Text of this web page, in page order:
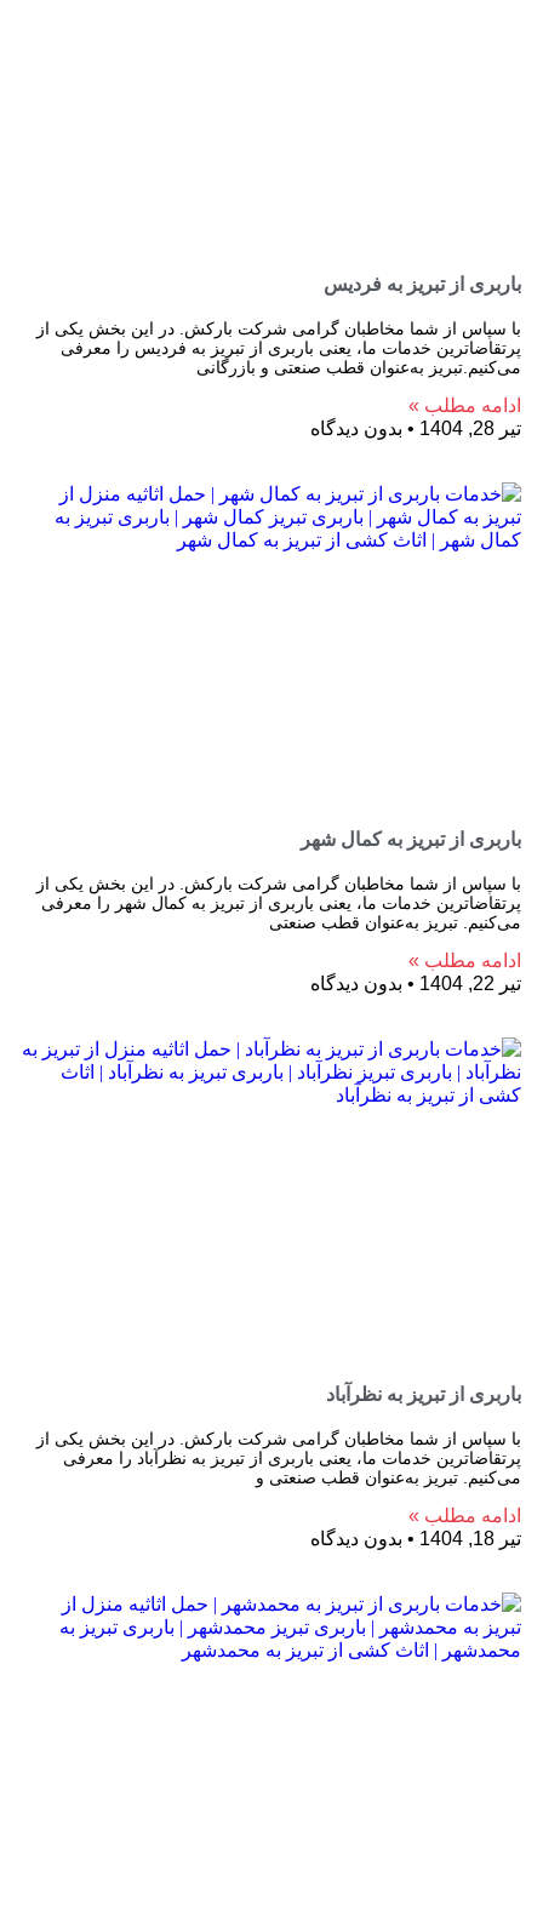
باربری از تبریز به فردیس
با سپاس از شما مخاطبان گرامی شرکت بارکش. در این بخش یکی از
پرتقاضاترین خدمات ما، یعنی باربری از تبریز به فردیس را معرفی
می‌کنیم.تبریز به‌عنوان قطب صنعتی و بازرگانی
ادامه مطلب »
تیر 28, 1404
بدون دیدگاه
باربری از تبریز به کمال شهر
با سپاس از شما مخاطبان گرامی شرکت بارکش. در این بخش یکی از
پرتقاضاترین خدمات ما، یعنی باربری از تبریز به کمال شهر را معرفی
می‌کنیم. تبریز به‌عنوان قطب صنعتی
ادامه مطلب »
تیر 22, 1404
بدون دیدگاه
باربری از تبریز به نظرآباد
با سپاس از شما مخاطبان گرامی شرکت بارکش. در این بخش یکی از
پرتقاضاترین خدمات ما، یعنی باربری از تبریز به نظرآباد را معرفی
می‌کنیم. تبریز به‌عنوان قطب صنعتی و
ادامه مطلب »
تیر 18, 1404
بدون دیدگاه